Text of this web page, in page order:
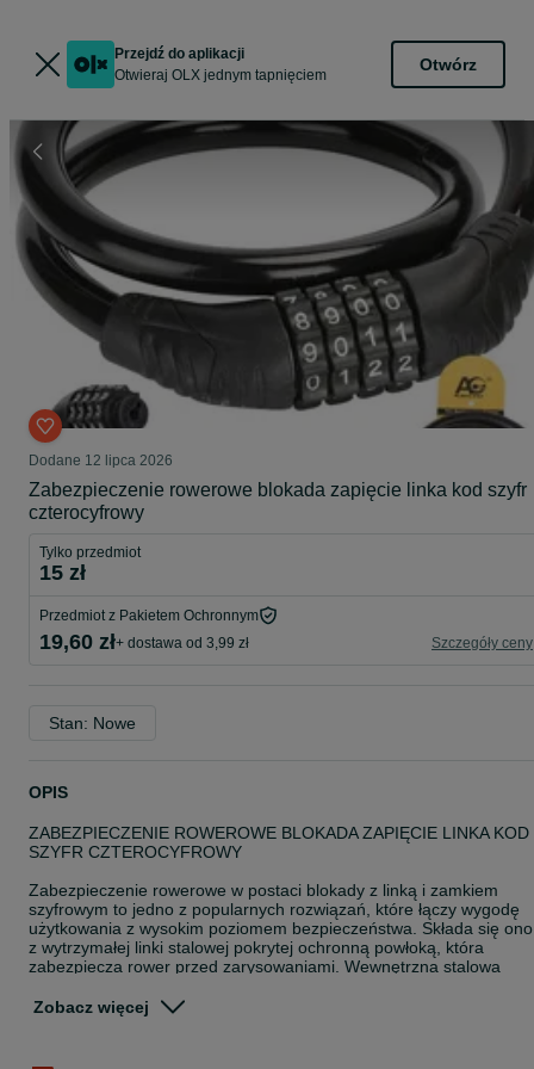
Przejdź do aplikacji
Otwieraj OLX jednym tapnięciem
Otwórz
Dodane 12 lipca 2026
Zabezpieczenie rowerowe blokada zapięcie linka kod szyfr
czterocyfrowy
Tylko przedmiot
15 zł
Przedmiot z Pakietem Ochronnym
19,60 zł+ dostawa od 3,99 zł Szczegóły ceny
Stan: Nowe
OPIS
ZABEZPIECZENIE ROWEROWE BLOKADA ZAPIĘCIE LINKA KOD
SZYFR CZTEROCYFROWY
Zabezpieczenie rowerowe w postaci blokady z linką i zamkiem
szyfrowym to jedno z popularnych rozwiązań, które łączy wygodę
użytkowania z wysokim poziomem bezpieczeństwa. Składa się ono
z wytrzymałej linki stalowej pokrytej ochronną powłoką, która
zabezpiecza rower przed zarysowaniami. Wewnętrzna stalowa
co utrudnia dostęp złodziejom próbującym przeciąć
Zobacz więcej